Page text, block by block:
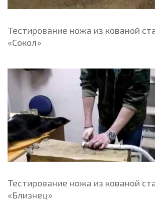
Тестирование ножа из кованой
«Сокол»
Тестирование ножа из кованой
«Близнец»